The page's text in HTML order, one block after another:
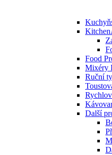
Food
Mixéry
Ruční
Další